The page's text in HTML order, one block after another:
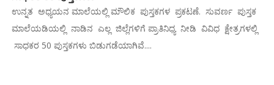
ಉನ್ನತ ಅಧ್ಯಯನ ಮಾಲೆಯಲ್ಲಿ ಮೌಲಿಕ ಪುಸ್ತಕಗಳ ಪ್ರಕಟಣೆ. ಸುವರ್ಣ ಪುಸ್ತಕ
ಮಾಲೆಯಡಿಯಲ್ಲಿ ನಾಡಿನ ಎಲ್ಲ ಜಿಲ್ಲೆಗಳಿಗೆ ಪ್ರಾತಿನಿಧ್ಯ ನೀಡಿ ವಿವಿಧ ಕ್ಷೇತ್ರಗಳಲ್ಲಿ
ಸಾಧಕರ 50 ಪುಸ್ತಕಗಳು ಬಿಡುಗಡೆಯಾಗಿವೆ....